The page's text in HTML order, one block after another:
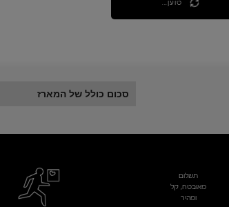
טוען...
סכום כולל של המארז
תשלום
מאובטח, קל
ומהיר